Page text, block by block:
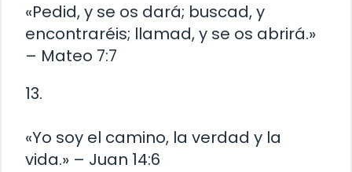
«Pedid, y se os dará; buscad, y
encontraréis; llamad, y se os abrirá.»
– Mateo 7:7
13.
«Yo soy el camino, la verdad y la
vida.» – Juan 14:6